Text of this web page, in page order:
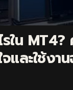
ใน
จและใช้งา